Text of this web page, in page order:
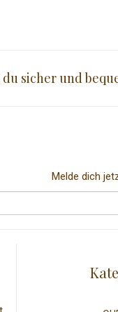
sicher und
Melde dich